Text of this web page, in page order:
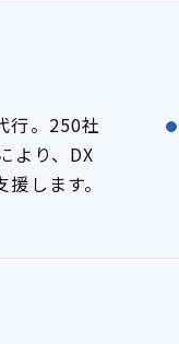
行。250社
より、DX
します。